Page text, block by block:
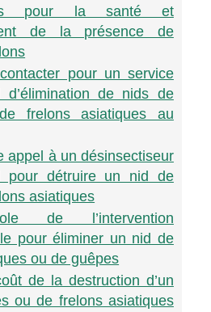
pour la santé et
de la présence de
pour un service
d’élimination de nids de
frelons asiatiques au
appel à un désinsectiseur
pour détruire un nid de
asiatiques
de l’intervention
pour éliminer un nid de
ou de guêpes
de la destruction d’un
ou de frelons asiatiques